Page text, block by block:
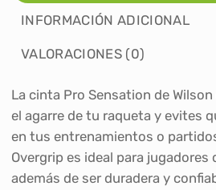
INFORMACIÓN ADICIONAL
VALORACIONES (0)
La cinta Pro Sensation de
el agarre de tu raqueta y evites
en tus entrenamientos o
Overgrip es ideal para
además de ser duradera y